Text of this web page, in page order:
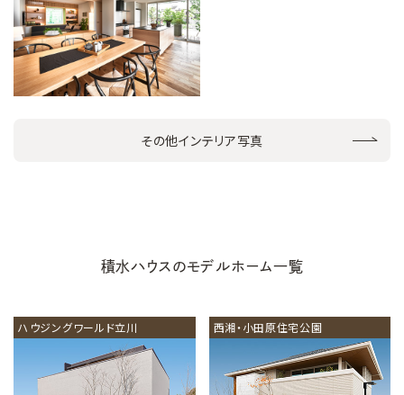
その他インテリア写真
積水ハウスのモデルホーム一覧
ハウジングワールド立川 西湘・小田原住宅公園